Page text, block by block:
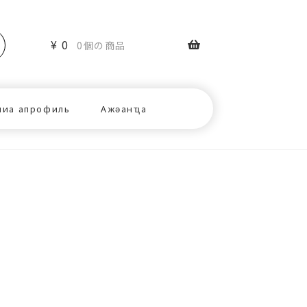
апрофиль Ажәанҵа
¥ 0 0個の商品